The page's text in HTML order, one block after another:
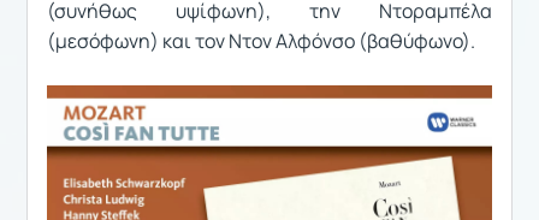
(συνήθως υψίφωνη), την Ντοραμπέλα
(μεσόφωνη) και τον Ντον Αλφόνσο (βαθύφωνο).